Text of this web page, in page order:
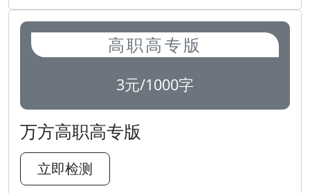
高职高专版
3元/1000字
万方高职高专版
立即检测